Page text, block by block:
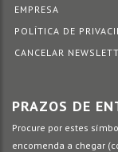
EMPRESA
POLÍTICA DE
CANCELAR
PRAZOS DE
Procure por estes
encomenda a chegar